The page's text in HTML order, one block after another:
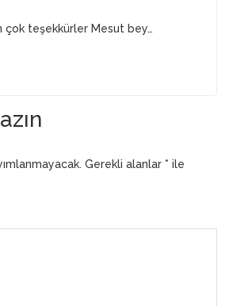
çok teşekkürler Mesut bey…
Gerekli alanlar * ile